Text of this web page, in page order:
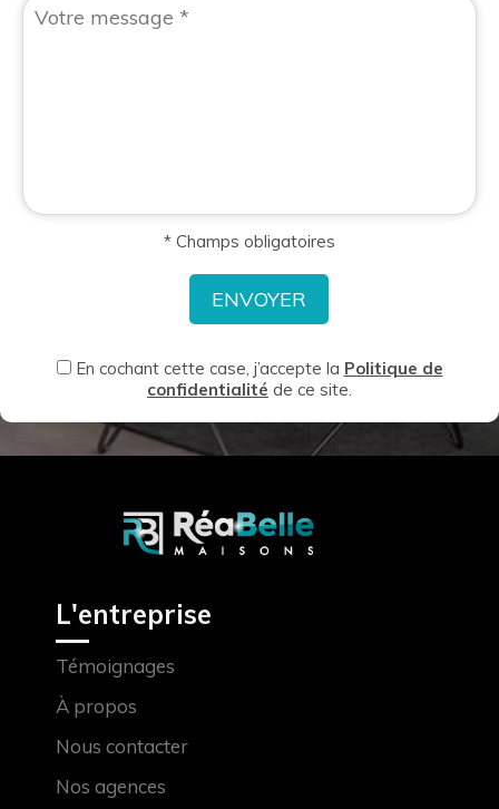
* Champs obligatoires
En cochant cette case, j’accepte la Politique de
confidentialité de ce site.
L'entreprise
Témoignages
À propos
Nous contacter
Nos agences